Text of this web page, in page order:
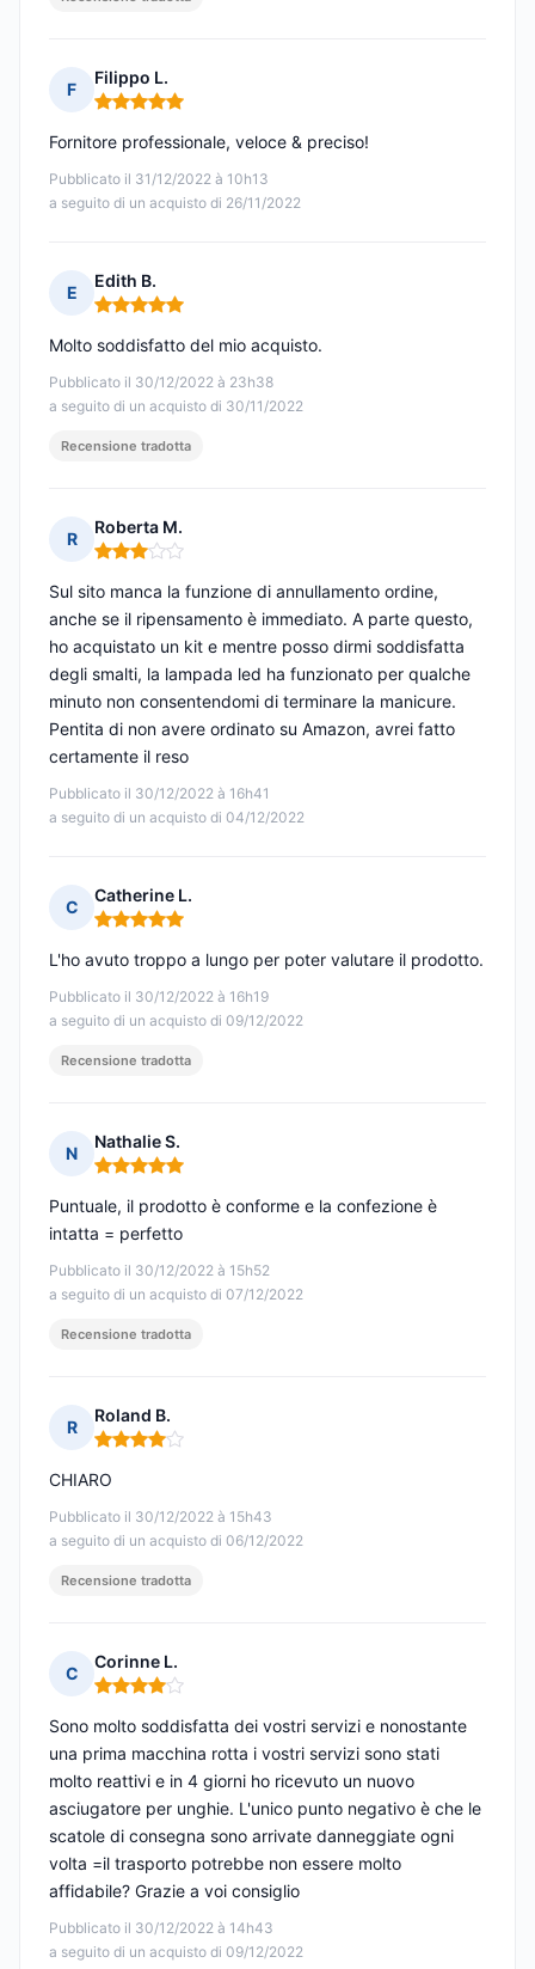
F
Filippo L.
Nota: 5 su 5
Pubblicato il 31/12/2022 à 10h13
a seguito di un acquisto di 26/11/2022
Fornitore professionale, veloce & preciso!
E
Edith B.
Nota: 5 su 5
Pubblicato il 30/12/2022 à 23h38
a seguito di un acquisto di 30/11/2022
Molto soddisfatto del mio acquisto.
Recensione tradotta
R
Roberta M.
Nota: 3 su 5
Pubblicato il 30/12/2022 à 16h41
a seguito di un acquisto di 04/12/2022
Sul sito manca la funzione di annullamento ordine,
anche se il ripensamento è immediato. A parte questo,
ho acquistato un kit e mentre posso dirmi soddisfatta
degli smalti, la lampada led ha funzionato per qualche
minuto non consentendomi di terminare la manicure.
Pentita di non avere ordinato su Amazon, avrei fatto
certamente il reso
C
Catherine L.
Nota: 5 su 5
Pubblicato il 30/12/2022 à 16h19
a seguito di un acquisto di 09/12/2022
L'ho avuto troppo a lungo per poter valutare il prodotto.
Recensione tradotta
N
Nathalie S.
Nota: 5 su 5
Pubblicato il 30/12/2022 à 15h52
a seguito di un acquisto di 07/12/2022
Puntuale, il prodotto è conforme e la confezione è
intatta = perfetto
Recensione tradotta
R
Roland B.
Nota: 4 su 5
Pubblicato il 30/12/2022 à 15h43
a seguito di un acquisto di 06/12/2022
CHIARO
Recensione tradotta
C
Corinne L.
Nota: 4 su 5
Pubblicato il 30/12/2022 à 14h43
a seguito di un acquisto di 09/12/2022
Sono molto soddisfatta dei vostri servizi e nonostante
una prima macchina rotta i vostri servizi sono stati
molto reattivi e in 4 giorni ho ricevuto un nuovo
asciugatore per unghie. L'unico punto negativo è che le
scatole di consegna sono arrivate danneggiate ogni
volta =il trasporto potrebbe non essere molto
affidabile? Grazie a voi consiglio